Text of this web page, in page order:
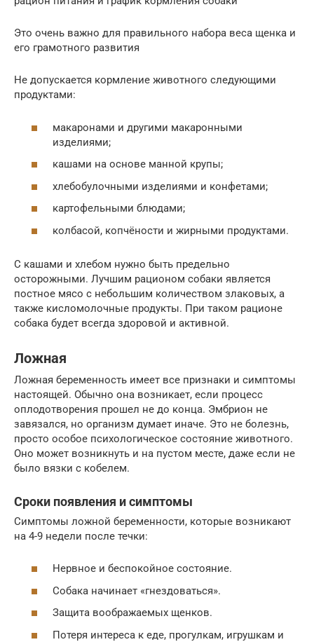
Это очень важно для правильного набора веса щенка и
его грамотного развития
Не допускается кормление животного следующими
продуктами:
макаронами и другими макаронными
изделиями;
кашами на основе манной крупы;
хлебобулочными изделиями и конфетами;
картофельными блюдами;
колбасой, копчёности и жирными продуктами.
С кашами и хлебом нужно быть предельно
осторожными. Лучшим рационом собаки является
постное мясо с небольшим количеством злаковых, а
также кисломолочные продукты. При таком рационе
собака будет всегда здоровой и активной.
Ложная
Ложная беременность имеет все признаки и симптомы
настоящей. Обычно она возникает, если процесс
оплодотворения прошел не до конца. Эмбрион не
завязался, но организм думает иначе. Это не болезнь,
просто особое психологическое состояние животного.
Оно может возникнуть и на пустом месте, даже если не
было вязки с кобелем.
Сроки появления и симптомы
Симптомы ложной беременности, которые возникают
на 4-9 недели после течки:
Нервное и беспокойное состояние.
Собака начинает «гнездоваться».
Защита воображаемых щенков.
Потеря интереса к еде, прогулкам, игрушкам и